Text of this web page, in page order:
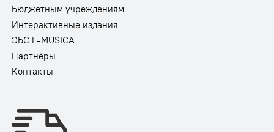
Бюджетным учреждениям
Интерактивные издания
ЭБС E-MUSICA
Партнёры
Контакты